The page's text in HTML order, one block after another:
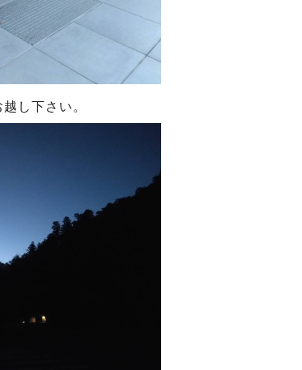
し下さい。